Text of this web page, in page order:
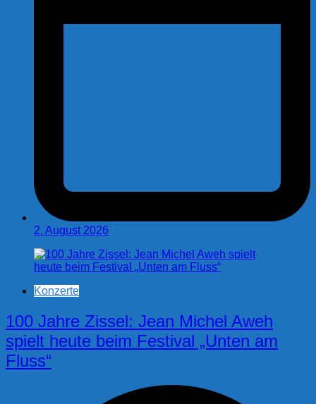
2. August 2026
Konzerte
100 Jahre Zissel: Jean Michel Aweh
spielt heute beim Festival „Unten am
Fluss“